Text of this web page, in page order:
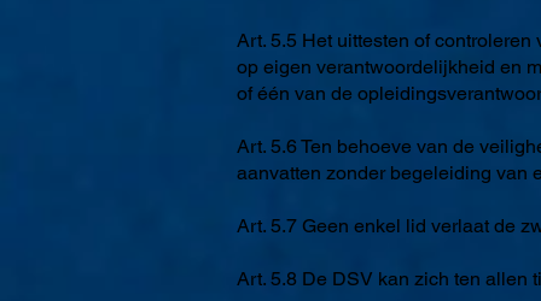
Art. 5.5 Het uittesten of
op eigen verantwoordelijkheid en
of één van de
Art. 5.6 Ten behoeve van de
aanvatten zonder begeleiding van
Art. 5.7 Geen enkel lid verlaat de
Art. 5.8 De DSV kan zich ten allen